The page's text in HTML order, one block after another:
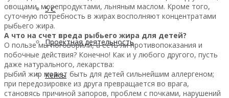
5 С
Проектная деятельность
Кейсы
овощами, морепродуктами, льняным маслом. Кроме того,
суточную потребность в жирах восполняют концентратами
рыбьего жира.
А что на счет вреда рыбьего жира для детей?
О пользе мы поговорили, а есть ли противопоказания и
побочные действия? Конечно! Как и у любого другого, пусть
даже натурального, лекарства:
рыбий жир может быть для детей сильнейшим аллергеном;
при передозировке из друга превращается во врага,
становясь причиной запоров, проблем с почками, нарушений